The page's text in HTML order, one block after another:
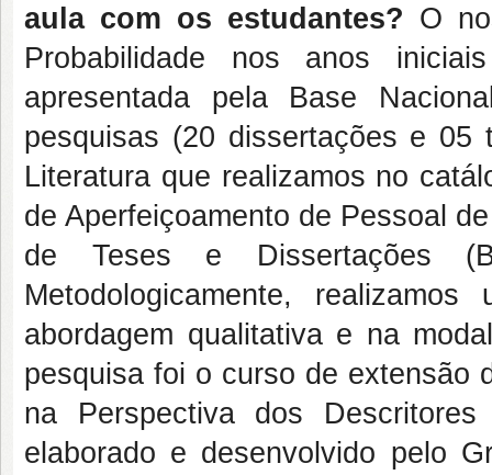
aula com os estudantes? O
Probabilidade nos anos
apresentada pela Base
pesquisas (20 dissertações e 05
Literatura que realizamos no
de Aperfeiçoamento de Pessoal
de Teses e Dissertações
Metodologicamente,
abordagem qualitativa e na
pesquisa foi o curso de extensão
na Perspectiva dos
elaborado e desenvolvido pelo